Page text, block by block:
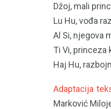
Džoj, mali
Lu Hu, vođa
Al Si, njegova
Ti Vi, princeza
Haj Hu,
Adaptacija
Marković